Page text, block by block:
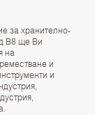
за хранително-
В8 ще Ви
на
и
и